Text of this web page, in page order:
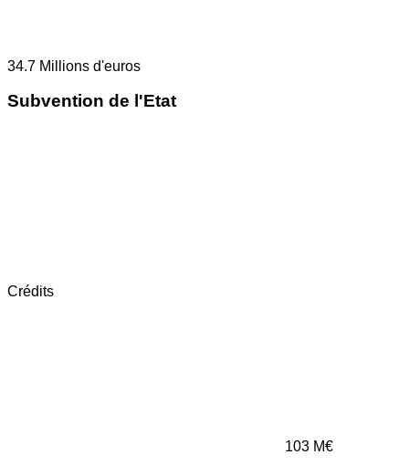
34.7 Millions d'euros
Subvention de l'Etat
Crédits
103 M€